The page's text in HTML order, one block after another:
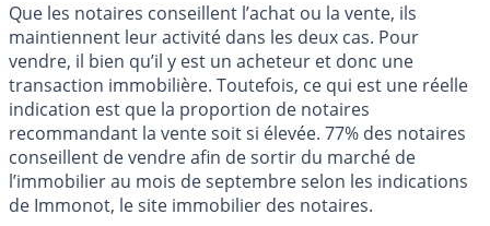
Que les notaires conseillent l’achat ou la vente, ils
maintiennent leur activité dans les deux cas. Pour
vendre, il bien qu’il y est un acheteur et donc une
transaction immobilière. Toutefois, ce qui est une réelle
indication est que la proportion de notaires
recommandant la vente soit si élevée. 77% des notaires
conseillent de vendre afin de sortir du marché de
l’immobilier au mois de septembre selon les indications
de Immonot, le site immobilier des notaires.